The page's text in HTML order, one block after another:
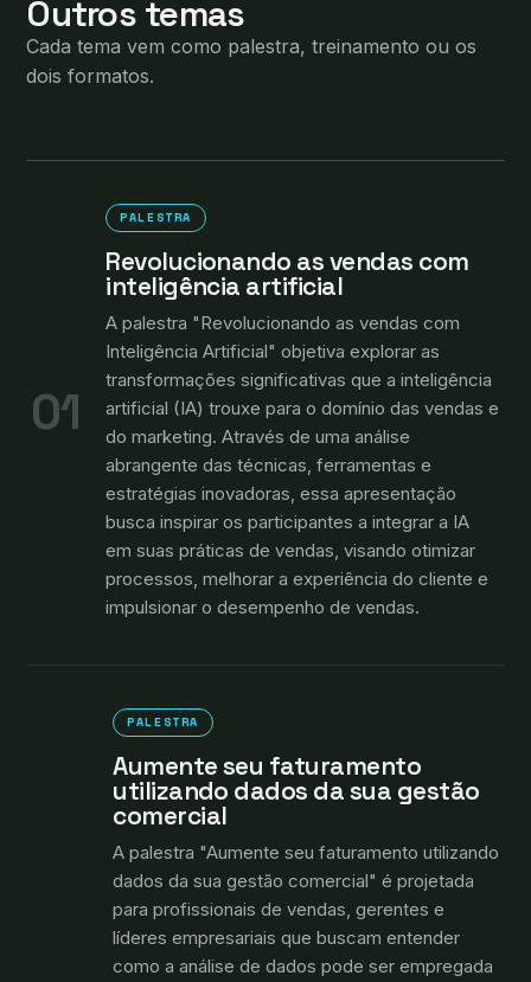
Outros temas
Cada tema vem como palestra, treinamento ou os
dois formatos.
01
PALESTRA
Revolucionando as vendas com
inteligência artificial
A palestra "Revolucionando as vendas com
Inteligência Artificial" objetiva explorar as
transformações significativas que a inteligência
artificial (IA) trouxe para o domínio das vendas e
do marketing. Através de uma análise
abrangente das técnicas, ferramentas e
estratégias inovadoras, essa apresentação
busca inspirar os participantes a integrar a IA
em suas práticas de vendas, visando otimizar
processos, melhorar a experiência do cliente e
impulsionar o desempenho de vendas.
PALESTRA
Aumente seu faturamento
utilizando dados da sua gestão
comercial
A palestra "Aumente seu faturamento utilizando
dados da sua gestão comercial" é projetada
para profissionais de vendas, gerentes e
líderes empresariais que buscam entender
como a análise de dados pode ser empregada